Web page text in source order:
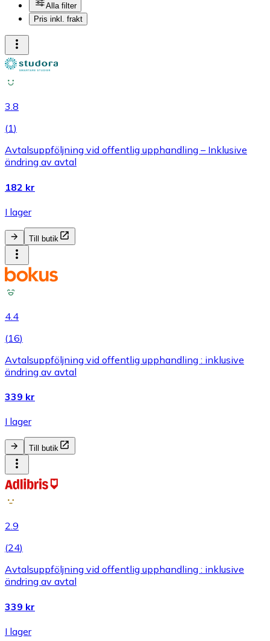
Alla filter
Pris inkl. frakt
3.8
(1)
Avtalsuppföljning vid offentlig upphandling – Inklusive
ändring av avtal
182 kr
I lager
Till butik
4.4
(16)
Avtalsuppföljning vid offentlig upphandling : inklusive
ändring av avtal
339 kr
I lager
Till butik
2.9
(24)
Avtalsuppföljning vid offentlig upphandling : inklusive
ändring av avtal
339 kr
I lager